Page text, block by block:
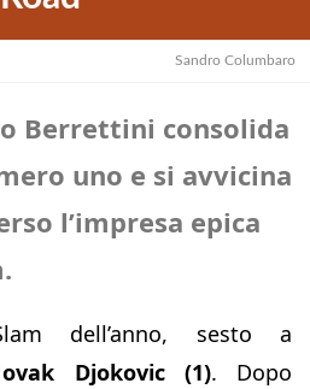
Sandro Columbaro
Berrettini consolida
uno e si avvicina
l’impresa epica
.
dell’anno, sesto a
Djokovic (1). Dopo